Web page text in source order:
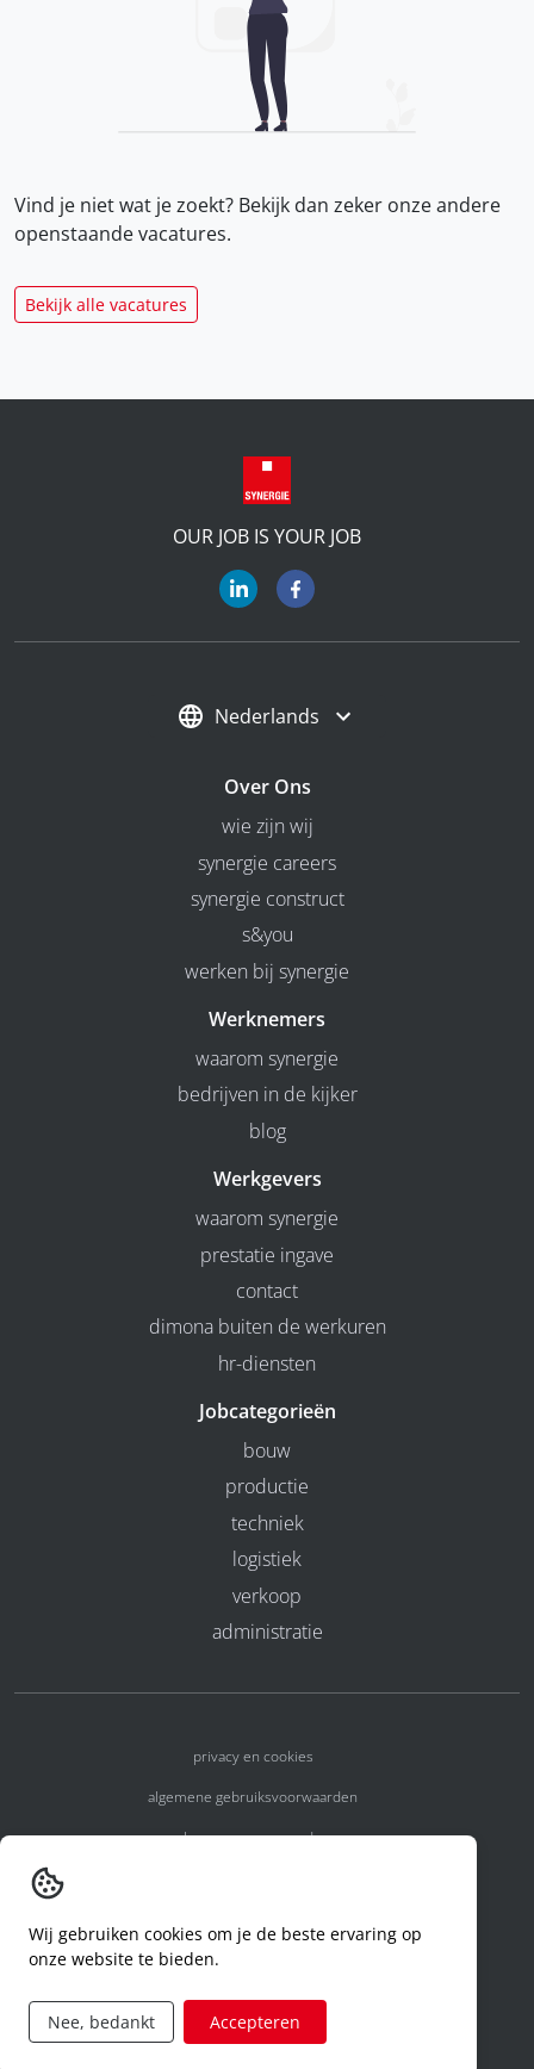
Vind je niet wat je zoekt? Bekijk dan zeker onzeandere
openstaande vacatures.
Bekijk alle vacatures
OUR JOB IS YOUR JOB
Nederlands
Over Ons
wie zijn wij
synergie careers
synergie construct
s&you
werken bij synergie
Werknemers
waarom synergie
bedrijven in de kijker
blog
Werkgevers
waarom synergie
prestatie ingave
contact
dimona buiten de werkuren
hr-diensten
Jobcategorieën
bouw
productie
techniek
logistiek
verkoop
administratie
privacy en cookies
algemene gebruiksvoorwaarden
algemene voorwaarden
code of conduct
aanvraag rechten ivm privacy
Wij gebruiken cookies om je de beste ervaring op
onze website te bieden.
Nee, bedankt Accepteren